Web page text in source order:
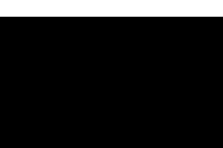
ー 完走直後にSixTONESの番組出演